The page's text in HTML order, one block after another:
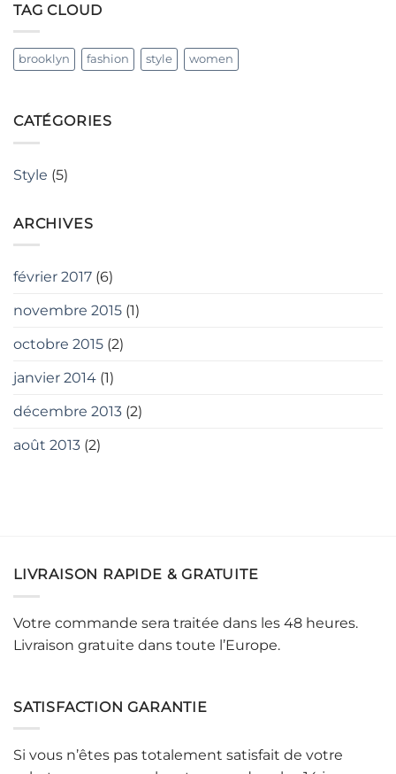
TAG CLOUD
brooklyn fashion style women
CATÉGORIES
Style (5)
ARCHIVES
février 2017 (6)
novembre 2015 (1)
octobre 2015 (2)
janvier 2014 (1)
décembre 2013 (2)
août 2013 (2)
LIVRAISON RAPIDE & GRATUITE
Votre commande sera traitée dans les 48 heures.
Livraison gratuite dans toute l’Europe.
SATISFACTION GARANTIE
Si vous n’êtes pas totalement satisfait de votre